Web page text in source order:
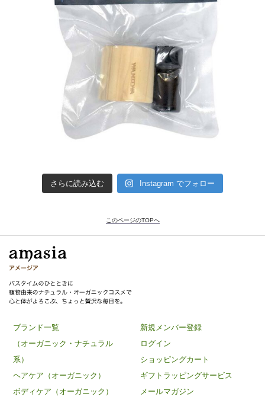
さらに読み込む Instagram でフォロー
このページのTOPへ
ブランド一覧
（オーガニック・ナチュラル
系）
ヘアケア（オーガニック）
ボディケア（オーガニック）
新規メンバー登録
ログイン
ショッピングカート
ギフトラッピングサービス
メールマガジン